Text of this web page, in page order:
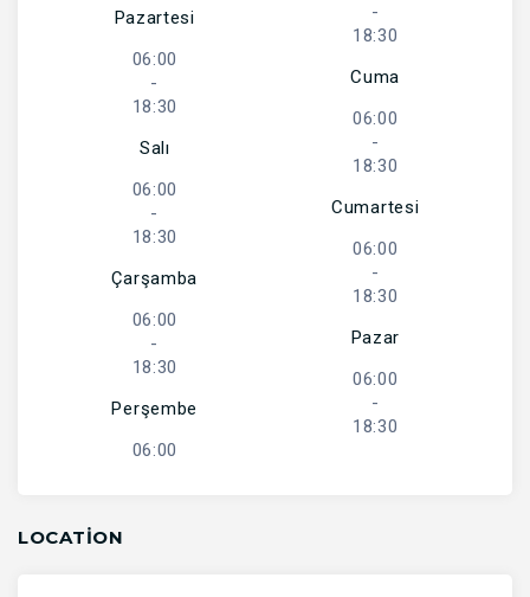
Pazartesi
06:00
-
18:30
Salı
06:00
-
18:30
Çarşamba
06:00
-
18:30
Perşembe
06:00
-
18:30
Cuma
06:00
-
18:30
Cumartesi
06:00
-
18:30
Pazar
06:00
-
18:30
LOCATION